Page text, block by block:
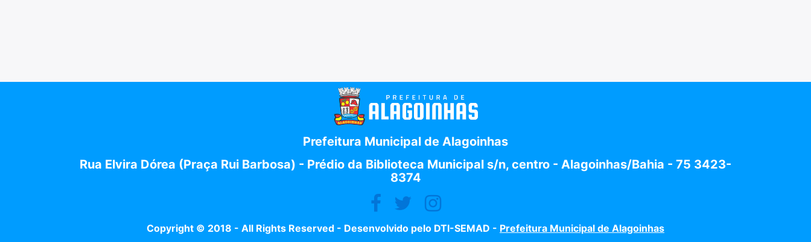
Prefeitura Municipal de Alagoinhas
Rua Elvira Dórea (Praça Rui Barbosa) - Prédio da Biblioteca Municipal s/n, centro - Alagoinhas/Bahia - 75 3423-
8374
Copyright © 2018 - All Rights Reserved - Desenvolvido pelo DTI-SEMAD - Prefeitura Municipal de Alagoinhas